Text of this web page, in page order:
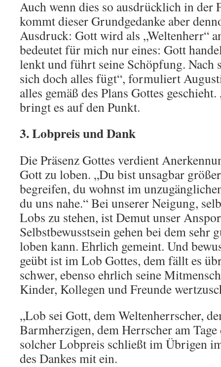
Auch wenn dies so ausdrücklich in der
kommt dieser Grundgedanke aber
Ausdruck: Gott wird als „Weltenherr“
bedeutet für mich nur eines: Gott
lenkt und führt seine Schöpfung. Nach
sich doch alles fügt“, formuliert
alles gemäß des Plans Gottes
bringt es auf den Punkt.
3. Lobpreis und Dank
Die Präsenz Gottes verdient
Gott zu loben. „Du bist unsagbar
begreifen, du wohnst im
du uns nahe.“ Bei unserer Neigung,
Lobs zu stehen, ist Demut unser
Selbstbewusstsein gehen bei dem sehr
loben kann. Ehrlich gemeint. Und
geübt ist im Lob Gottes, dem fällt es
schwer, ebenso ehrlich seine
Kinder, Kollegen und Freunde
„Lob sei Gott, dem Weltenherrscher,
Barmherzigen, dem Herrscher am
solcher Lobpreis schließt im Übrigen
des Dankes mit ein.